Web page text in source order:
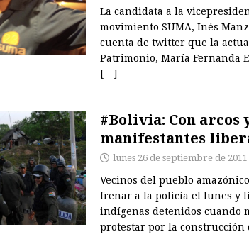
La candidata a la
movimiento SUMA, Inés
cuenta de twitter que la
Patrimonio, María Fernanda
[…]
#Bolivia: Con arcos
manifestantes
lunes 26 de septiembre de 2011
Vecinos del pueblo
frenar a la policía el lunes y
indígenas detenidos cuando
protestar por la construcción